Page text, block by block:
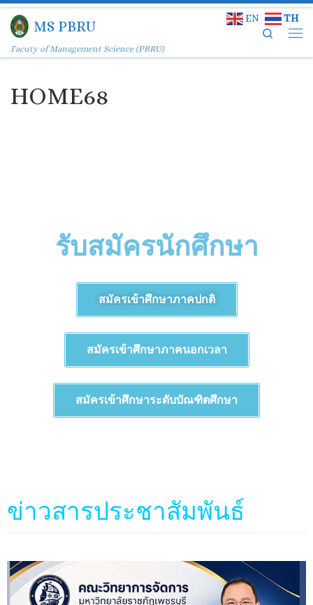
Skip to content
MS PBRU
Facuty of Management Science (PBRU)
Search
HOME68
รับสมัครนักศึกษา
สมัครเข้าศึกษาภาคปกติ
สมัครเข้าศึกษาภาคนอกเวลา
สมัครเข้าศึกษาระดับบัณฑิตศึกษา
ข่าวสารประชาสัมพันธ์
EN TH